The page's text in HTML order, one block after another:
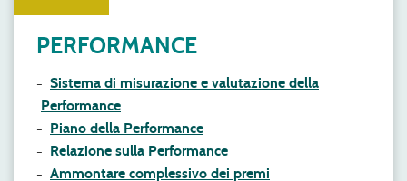
PERFORMANCE
Sistema di misurazione e valutazione della
Performance
Piano della Performance
Relazione sulla Performance
Ammontare complessivo dei premi